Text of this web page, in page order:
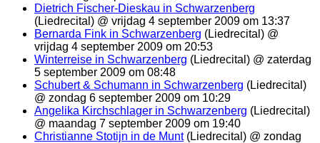
Dietrich Fischer-Dieskau in Schwarzenberg
(Liedrecital) @ vrijdag 4 september 2009 om 13:37
Bernarda Fink in Schwarzenberg (Liedrecital) @
vrijdag 4 september 2009 om 20:53
Winterreise in Schwarzenberg (Liedrecital) @ zaterdag
5 september 2009 om 08:48
Schubert & Schumann in Schwarzenberg (Liedrecital)
@ zondag 6 september 2009 om 10:29
Angelika Kirchschlager in Schwarzenberg (Liedrecital)
@ maandag 7 september 2009 om 19:40
Christianne Stotijn in de Munt(Liedrecital) @ zondag